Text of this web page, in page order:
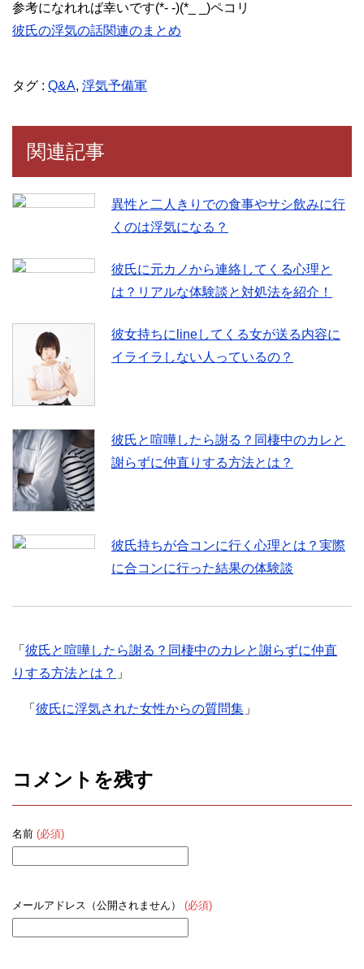
参考になれれば幸いです(*- -)(*_ _)ペコリ
彼氏の浮気の話関連のまとめ
タグ : Q&A, 浮気予備軍
関連記事
異性と二人きりでの食事やサシ飲みに行
くのは浮気になる？
彼氏に元カノから連絡してくる心理と
は？リアルな体験談と対処法を紹介！
彼女持ちにlineしてくる女が送る内容に
イライラしない人っているの？
彼氏と喧嘩したら謝る？同棲中のカレと
謝らずに仲直りする方法とは？
彼氏持ちが合コンに行く心理とは？実際
に合コンに行った結果の体験談
「 彼氏と喧嘩したら謝る？同棲中のカレと謝らずに仲直
りする方法とは？ 」
「 彼氏に浮気された女性からの質問集 」
コメントを残す
名前 (必須)
メールアドレス（公開されません） (必須)